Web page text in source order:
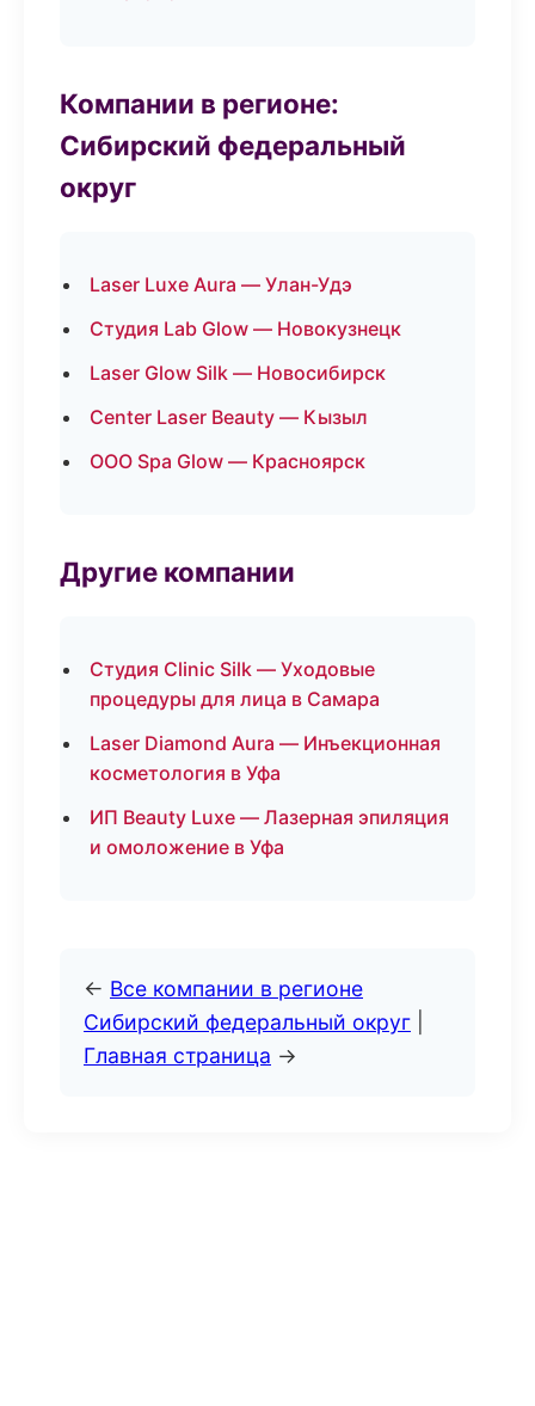
Компании в регионе:
Сибирский федеральный
округ
Laser Luxe Aura — Улан-Удэ
Студия Lab Glow — Новокузнецк
Laser Glow Silk — Новосибирск
Center Laser Beauty — Кызыл
ООО Spa Glow — Красноярск
Другие компании
Студия Clinic Silk — Уходовые
процедуры для лица в Самара
Laser Diamond Aura — Инъекционная
косметология в Уфа
ИП Beauty Luxe — Лазерная эпиляция
и омоложение в Уфа
← Все компании в регионе
Сибирский федеральный округ
Главная страница →